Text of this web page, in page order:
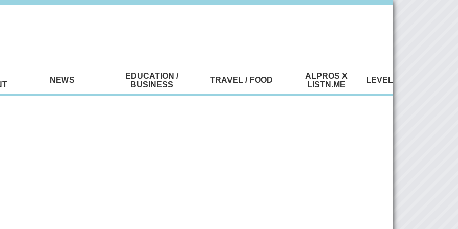
NEWS
EDUCATION /
BUSINESS
TRAVEL / FOOD
ALPROS X
LISTN.ME
LEVEL